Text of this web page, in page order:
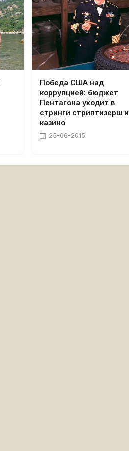
Победа США над
коррупцией: бюджет
Пентагона уходит в
стринги стриптизерш и
казино
25-06-2015